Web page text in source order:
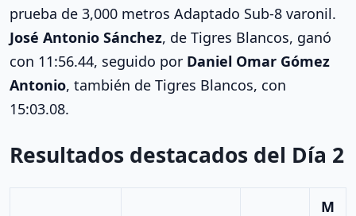
prueba de 3,000 metros Adaptado Sub-8 varonil.
José Antonio Sánchez, de Tigres Blancos, ganó
con 11:56.44, seguido por Daniel Omar Gómez
Antonio, también de Tigres Blancos, con
15:03.08.
Resultados destacados del Día 2
M